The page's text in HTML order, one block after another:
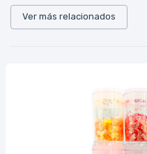
Ver más relacionados